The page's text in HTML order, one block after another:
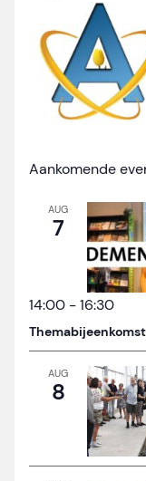
Aankomende
AUG
7
14:00 -16:30
AUG
8